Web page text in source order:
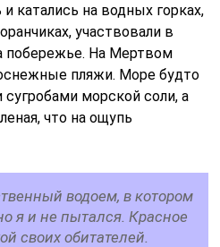
катались на водных горках,
участвовали в
побережье. На Мертвом
пляжи. Море будто
морской соли, а
что на ощупь
водоем, в котором
я и не пытался. Красное
своих обитателей.